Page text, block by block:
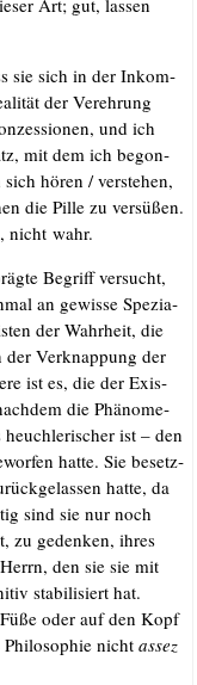
Art; gut, las­sen
sie sich in der Inkom­
der Ver­eh­rung
und ich
mit dem ich begon­
hören /​ ver­ste­hen,
die Pil­le zu ver­sü­ßen.
nicht wahr.
Begriff ver­sucht,
an gewis­se Spe­zia­
der Wahr­heit, die
Ver­knap­pung der
ist es, die der Exis­
die Phä­no­me­
ist – den
hat­te. Sie besetz­
hat­te, da
sind sie nur noch
zu geden­ken, ihres
den sie sie mit
sta­bi­li­siert hat.
oder auf den Kopf
Phi­lo­so­phie nicht assez